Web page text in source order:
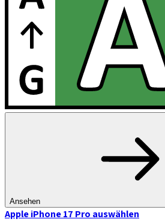
Ansehen
Apple iPhone 17 Pro auswählen